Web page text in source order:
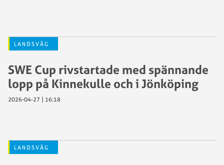
LANDSVÄG
SWE Cup rivstartade med spännande
lopp på Kinnekulle och i Jönköping
2026-04-27 | 16:18
LANDSVÄG